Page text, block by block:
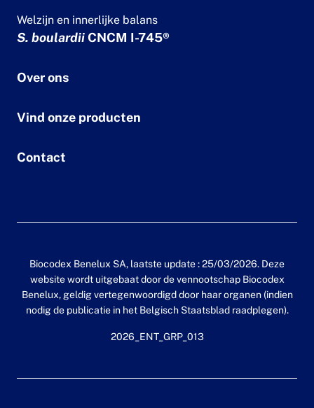
Welzijn en innerlijke balans
S. boulardiiCNCM I-745®
Over ons
Vind onze producten
Contact
Biocodex Benelux SA, laatste update : 25/03/2026. Deze
website wordt uitgebaat door de vennootschap Biocodex
Benelux, geldig vertegenwoordigd door haar organen (indien
nodig de publicatie in het Belgisch Staatsblad raadplegen).
2026_ENT_GRP_013